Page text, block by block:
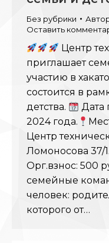
Без рубрики
Оставить
Центр
приглашает
участию в
состоится в
детства.
Дата
2024 года.
Центр
Ломоносова 37/1.
Орг.взнос: 500
семейные
человек:
которого от…